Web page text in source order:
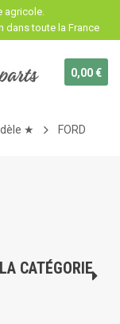
agricole.
dans toute la France
0,00 €
★ FORD
CATÉGORIE